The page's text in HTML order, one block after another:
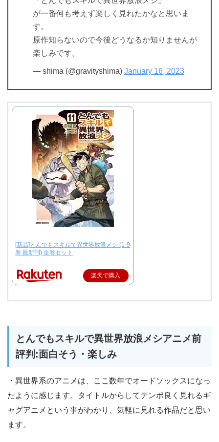
が一番何も考えず楽しく見れたかなと思いま
す。
原作知らないので今後どうなるか知りませんが
楽しみです。
— shima (@gravityshima) January 16, 2023
[新品]とんでもスキルで異世界放浪メシ (1-9
巻 最新刊) 全巻セット
楽天で購入
とんでもスキルで異世界放浪メシアニメ前
評判:面白そう・楽しみ
・異世界系のアニメは、ここ数年でオードソックスになっ
たように感じます。タイトルからしてテンポ良く見れるギ
ャグアニメという事がわかり、気軽に見れる作品だと思い
ます。